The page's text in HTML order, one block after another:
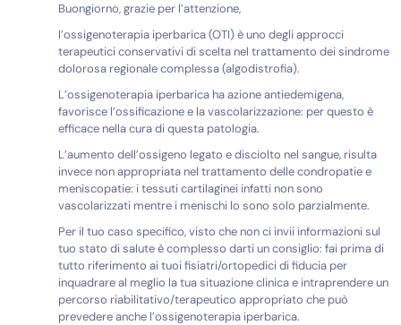
Buongiorno, grazie per l’attenzione,
l’ossigenoterapia iperbarica (OTI) è uno degli approcci
terapeutici conservativi di scelta nel trattamento dei sindrome
dolorosa regionale complessa (algodistrofia).
L’ossigenoterapia iperbarica ha azione antiedemigena,
favorisce l’ossificazione e la vascolarizzazione: per questo è
efficace nella cura di questa patologia.
L’aumento dell’ossigeno legato e disciolto nel sangue, risulta
invece non appropriata nel trattamento delle condropatie e
meniscopatie: i tessuti cartilaginei infatti non sono
vascolarizzati mentre i menischi lo sono solo parzialmente.
Per il tuo caso specifico, visto che non ci invii informazioni sul
tuo stato di salute è complesso darti un consiglio: fai prima di
tutto riferimento ai tuoi fisiatri/ortopedici di fiducia per
inquadrare al meglio la tua situazione clinica e intraprendere un
percorso riabilitativo/terapeutico appropriato che può
prevedere anche l’ossigenoterapia iperbarica.